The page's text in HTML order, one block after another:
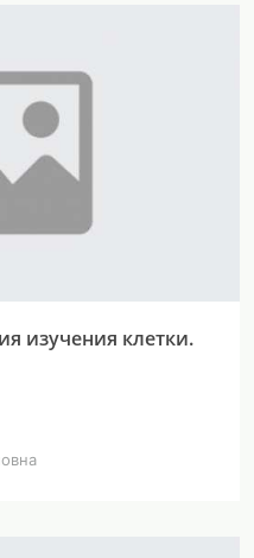
изучения клетки.